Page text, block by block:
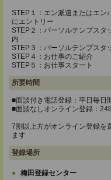
STEP１：エン派遣またはエン
にエントリー
STEP２：パーソルテンプスタ
内
STEP３：パーソルテンプスタ
STEP４：お仕事のご紹介
STEP５：お仕事スタート
所要時間
■面談付き電話登録：平日毎日
■面談なしオンライン登録：24
7割以上方がオンライン登録を
ます
登録場所
梅田登録センター